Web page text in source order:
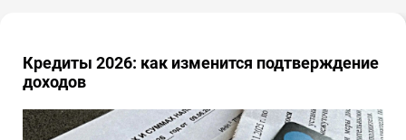
Кредиты 2026: как изменится подтверждение
доходов